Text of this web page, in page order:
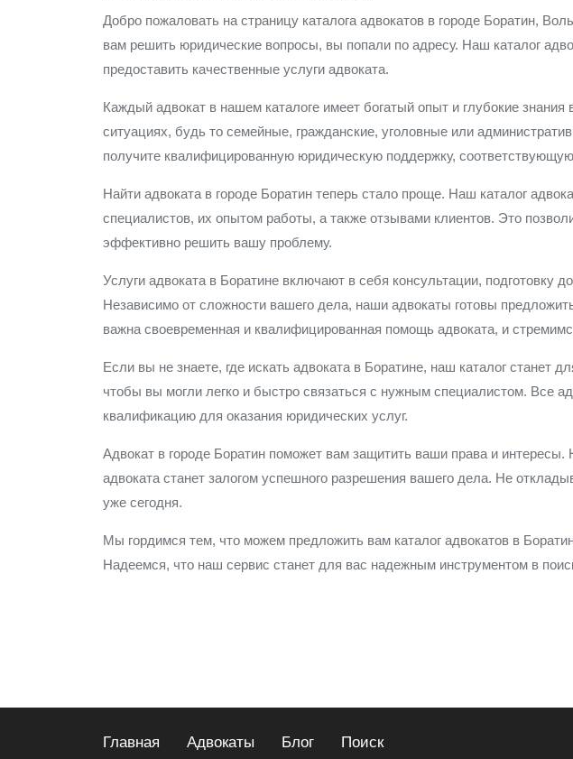
Добро пожаловать на страницу каталога адвокатов в городе Боратин,
вам решить юридические вопросы, вы попали по адресу. Наш каталог
предоставить качественные услуги адвоката.
Каждый адвокат в нашем каталоге имеет богатый опыт и глубокие
ситуациях, будь то семейные, гражданские, уголовные или
получите квалифицированную юридическую поддержку,
Найти адвоката в городе Боратин теперь стало проще. Наш каталог
специалистов, их опытом работы, а также отзывами клиентов. Это
эффективно решить вашу проблему.
Услуги адвоката в Боратине включают в себя консультации, подготовку
Независимо от сложности вашего дела, наши адвокаты готовы
важна своевременная и квалифицированная помощь адвоката, и
Если вы не знаете, где искать адвоката в Боратине, наш каталог
чтобы вы могли легко и быстро связаться с нужным специалистом. Все
квалификацию для оказания юридических услуг.
Адвокат в городе Боратин поможет вам защитить ваши права и
адвоката станет залогом успешного разрешения вашего дела. Не
уже сегодня.
Мы гордимся тем, что можем предложить вам каталог адвокатов в
Надеемся, что наш сервис станет для вас надежным инструментом в
Главная Адвокаты Блог Поиск